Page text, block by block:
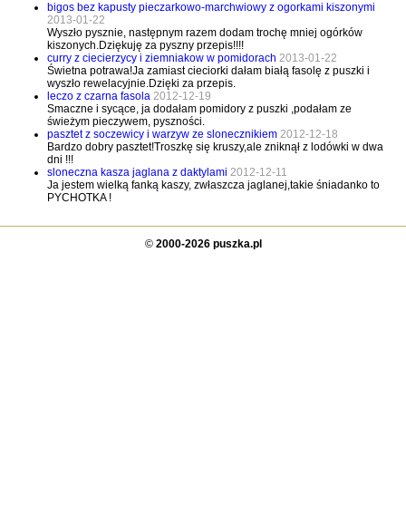
bigos bez kapusty pieczarkowo-marchwiowy z ogorkami kiszonymi
2013-01-22
Wyszło pysznie, następnym razem dodam trochę mniej ogórków
kiszonych.Dziękuję za pyszny przepis!!!!
curry z ciecierzycy i ziemniakow w pomidorach 2013-01-22
Świetna potrawa!Ja zamiast cieciorki dałam białą fasolę z puszki i
wyszło rewelacyjnie.Dzięki za przepis.
leczo z czarna fasola 2012-12-19
Smaczne i sycące, ja dodałam pomidory z puszki ,podałam ze
świeżym pieczywem, pyszności.
pasztet z soczewicy i warzyw ze slonecznikiem 2012-12-18
Bardzo dobry pasztet!Troszkę się kruszy,ale zniknął z lodówki w dwa
dni !!!
sloneczna kasza jaglana z daktylami 2012-12-11
Ja jestem wielką fanką kaszy, zwłaszcza jaglanej,takie śniadanko to
PYCHOTKA !
© 2000-2026 puszka.pl